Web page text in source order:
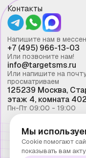
Контакты
Напишите нам в
+7 (495) 966-13-03
Или позвоните нам!
info@targetsms.ru
Или напишите на
просматриваем
125239 Москва,
этаж 4, комната 402
Пн-Пт 09:00 - 19:00
Запрещено
Мы
Cookie помогают
показывать вам